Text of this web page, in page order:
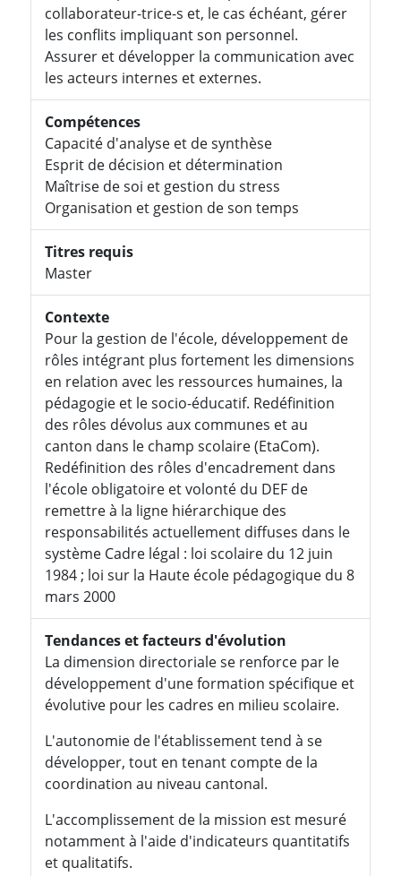
collaborateur-trice-s et, le cas échéant, gérer
les conflits impliquant son personnel.
Assurer et développer la communication avec
les acteurs internes et externes.
Compétences
Capacité d'analyse et de synthèse
Esprit de décision et détermination
Maîtrise de soi et gestion du stress
Organisation et gestion de son temps
Titres requis
Master
Contexte
Pour la gestion de l'école, développement de
rôles intégrant plus fortement les dimensions
en relation avec les ressources humaines, la
pédagogie et le socio-éducatif. Redéfinition
des rôles dévolus aux communes et au
canton dans le champ scolaire (EtaCom).
Redéfinition des rôles d'encadrement dans
l'école obligatoire et volonté du DEF de
remettre à la ligne hiérarchique des
responsabilités actuellement diffuses dans le
système Cadre légal : loi scolaire du 12 juin
1984 ; loi sur la Haute école pédagogique du 8
mars 2000
Tendances et facteurs d'évolution
La dimension directoriale se renforce par le
développement d'une formation spécifique et
évolutive pour les cadres en milieu scolaire.
L'autonomie de l'établissement tend à se
développer, tout en tenant compte de la
coordination au niveau cantonal.
L'accomplissement de la mission est mesuré
notamment à l'aide d'indicateurs quantitatifs
et qualitatifs.